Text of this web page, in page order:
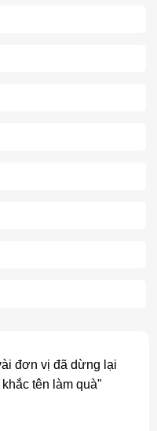
đơn vị đã dừng lại
tên làm quà"